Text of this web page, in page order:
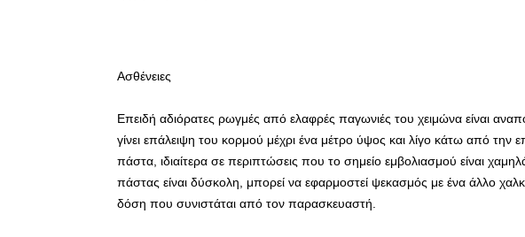
Ασθένειες
Επειδή αδιόρατες ρωγμές από ελαφρές παγωνιές του χειμώνα είναι
γίνει επάλειψη του κορμού μέχρι ένα μέτρο ύψος και λίγο κάτω από την
πάστα, ιδιαίτερα σε περιπτώσεις που το σημείο εμβολιασμού είναι
πάστας είναι δύσκολη, μπορεί να εφαρμοστεί ψεκασμός με ένα άλλο
δόση που συνιστάται από τον παρασκευαστή.